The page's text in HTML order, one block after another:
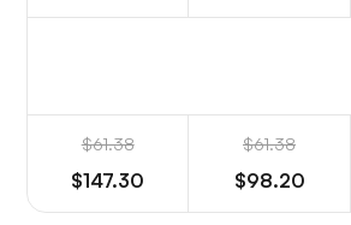
$61.38
$98.20
$61.38
$147.30